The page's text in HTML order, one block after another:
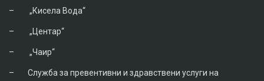
– „Кисела Вода“
– „Центар“
– „Чаир“
– Служба за превентивни и здравствени услуги на